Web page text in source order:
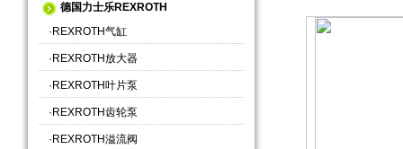
德国力士乐REXROTH
· REXROTH气缸
· REXROTH放大器
· REXROTH叶片泵
· REXROTH齿轮泵
· REXROTH溢流阀